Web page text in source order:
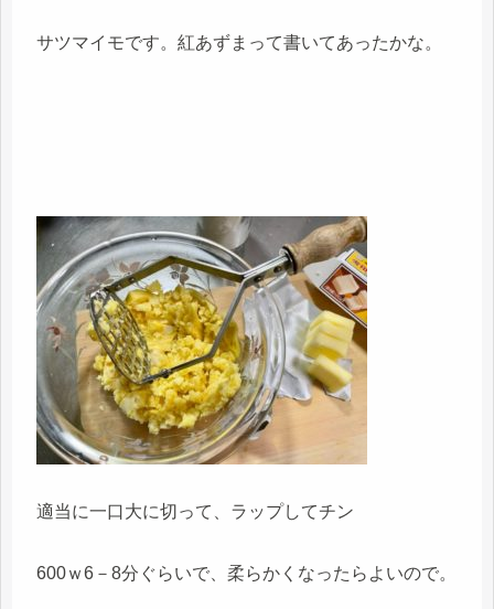
サツマイモです。紅あずまって書いてあったかな。
適当に一口大に切って、ラップしてチン
600ｗ6－8分ぐらいで、柔らかくなったらよいので。